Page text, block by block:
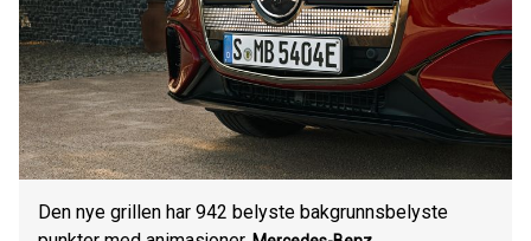
Den nye grillen har 942 belyste bakgrunnsbelyste